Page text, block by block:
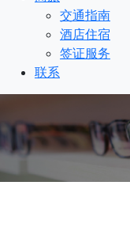
交通指南
酒店住宿
签证服务
联系